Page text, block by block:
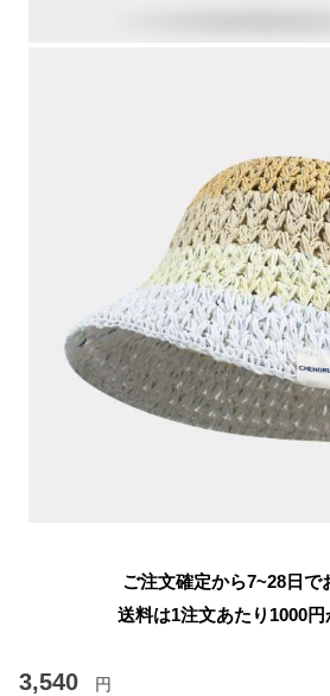
ご注文確定から7~28日で
送料は1注文あたり 1000
3,540 円